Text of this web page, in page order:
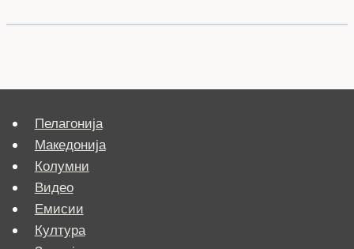
Пелагонија
Македонија
Колумни
Видео
Емисии
Култура